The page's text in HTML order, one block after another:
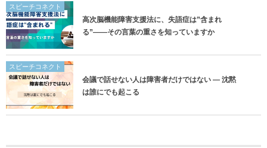
スピーチコネクト
高次脳機能障害支援法に、失語症は”含まれ
る”——その言葉の重さを知っていますか
スピーチコネクト
会議で話せない人は障害者だけではない ― 沈黙
は誰にでも起こる